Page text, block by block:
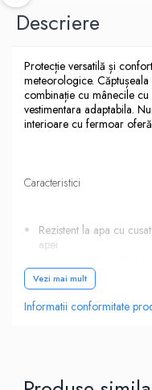
Descriere
Protecție versatilă și
meteorologice.
combinație cu mânecile
vestimentara adaptabila.
interioare cu fermoar
Caracteristici
Rezistent la apa cu
apei
fără PFAS, apa se
EN342 Protecție
Jacheta poate fi purtata
Vezi mai mult
Informatii conformitate